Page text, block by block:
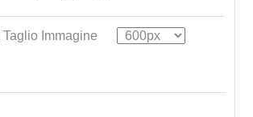
Taglio Immagine